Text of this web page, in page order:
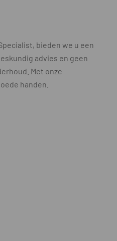
bieden we u een
advies en geen
Met onze
handen.